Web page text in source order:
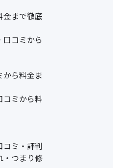
金まで徹底
口コミから
ら料金ま
コミから料
コミ・評判
・つまり修